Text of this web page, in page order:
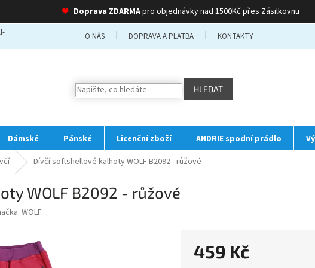
❤ Doprava ZDARMApro objednávky nad 1500Kč přes Zásilkovnu
O NÁS DOPRAVA A PLATBA KONTAKTY
HLEDAT
Dámské Pánské Licenční zboží ANDRIE spodní prádlo
Dívčí softshellové kalhoty WOLF B2092 - růžové
WOLF B2092 - růžové
WOLF
459 Kč